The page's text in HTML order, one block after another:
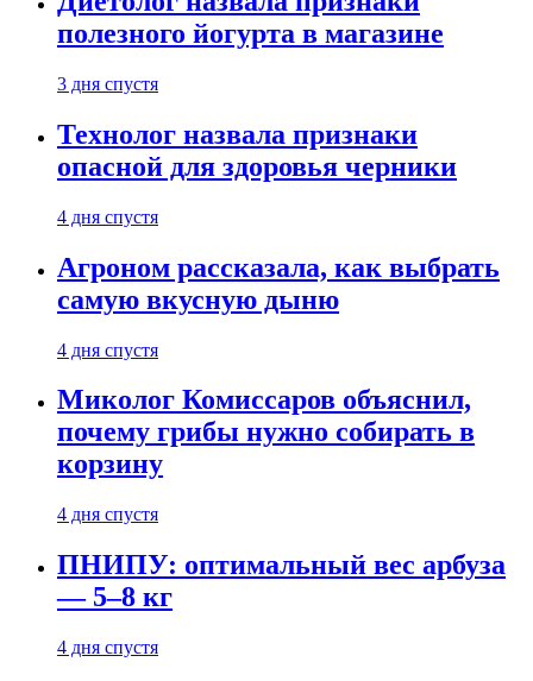
полезного йогурта в магазине
3 дня спустя
Технолог назвала признаки
опасной для здоровья черники
4 дня спустя
Агроном рассказала, как выбрать
самую вкусную дыню
4 дня спустя
Миколог Комиссаров объяснил,
почему грибы нужно собирать в
корзину
4 дня спустя
ПНИПУ: оптимальный вес арбуза
— 5–8 кг
4 дня спустя